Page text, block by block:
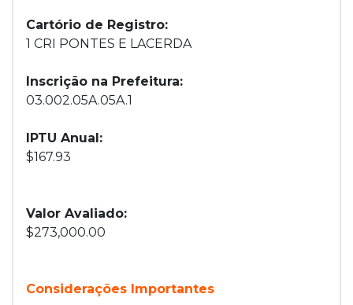
Cartório de Registro:
1 CRI PONTES E LACERDA
Inscrição na Prefeitura:
03.002.05A.05A.1
IPTU Anual:
$167.93
Valor Avaliado:
$273,000.00
Considerações Importantes